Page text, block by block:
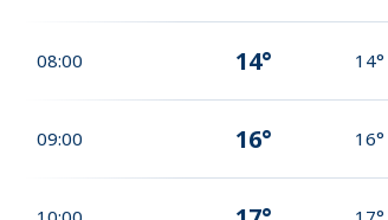
08:00 14° 14°
09:00 16° 16°